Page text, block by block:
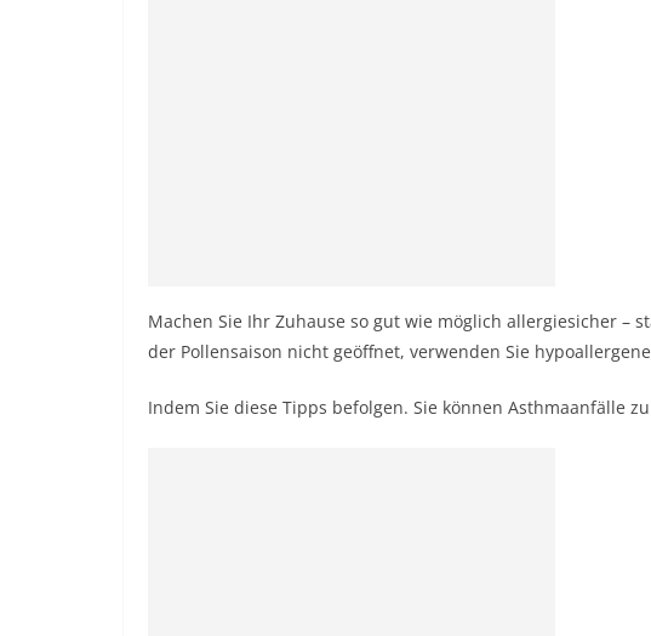
Machen Sie Ihr Zuhause so gut wie möglich allergiesicher –
der Pollensaison nicht geöffnet, verwenden Sie
Indem Sie diese Tipps befolgen. Sie können Asthmaanfälle